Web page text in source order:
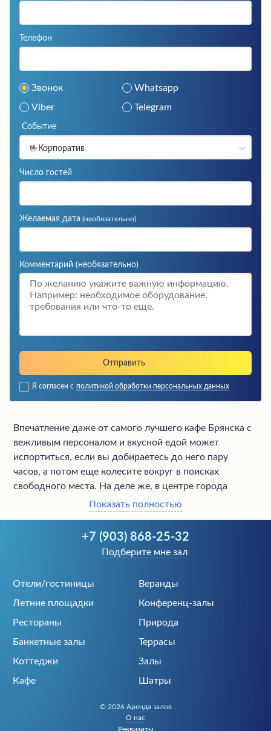
Телефон
Звонок
Whatsapp
Viber
Telegram
Событие
🤟Корпоратив
Число гостей
Желаемая дата (необязательно)
Комментарий (необязательно)
Я согласен с политикой обработки персональных данных
Показать полностью
Впечатление даже от самого лучшего кафе Брянска с
вежливым персоналом и вкусной едой может
испортиться, если вы добираетесь до него пару
часов, а потом еще колесите вокруг в поисках
свободного места. На деле же, в центре города
размещено столько заведений, что найти наиболее
близко расположенное к месту работы или учебы не
составит особого труда.
находить заведения, расположенные рядом с вами на
или отметок на карте;
всю необходимую контактную информацию, как
краткое описание каждого заведения;
© 2026 Аренда залов
О нас
Реквизиты
Отели/гостиницы
Веранды
Летние площадки
Конференц-залы
Рестораны
Природа
Банкетные залы
Террасы
Коттеджи
Залы
Кафе
Шатры
+7 (903) 868-25-32
Подберите мне зал